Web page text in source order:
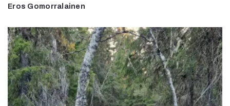
Eros Gomorralainen